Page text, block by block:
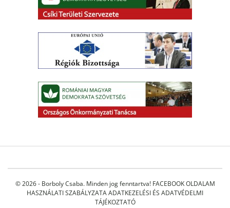
© 2026 - Borboly Csaba. Minden jog fenntartva! FACEBOOK OLDALAM
HASZNÁLATI SZABÁLYZATAADATKEZELÉSI ÉS ADATVÉDELMI
TÁJÉKOZTATÓ